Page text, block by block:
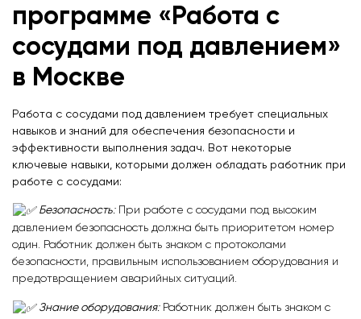
программе «Работа с
сосудами под давлением»
в Москве
Работа с сосудами под давлением требует специальных
навыков и знаний для обеспечения безопасности и
эффективности выполнения задач. Вот некоторые
ключевые навыки, которыми должен обладать работник при
работе с сосудами:
Безопасность:При работе с сосудами под высоким
давлением безопасность должна быть приоритетом номер
один. Работник должен быть знаком с протоколами
безопасности, правильным использованием оборудования и
предотвращением аварийных ситуаций.
Знание оборудования:Работник должен быть знаком с